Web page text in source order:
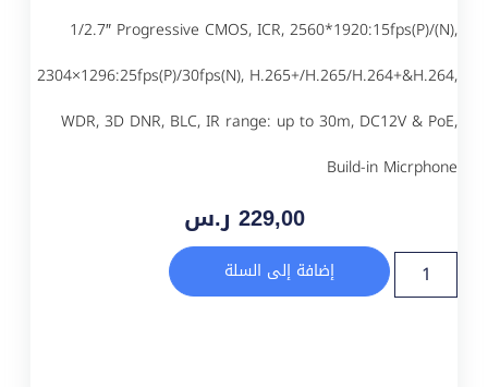
1/2.7″ Progressive CMOS, ICR, 2560*1920:15fps(P)/(N),
2304×1296:25fps(P)/30fps(N), H.265+/H.265/H.264+&H.264,
WDR, 3D DNR, BLC, IR range: up to 30m, DC12V & PoE,
Build-in Micrphone
229,00 ر.س
إضافة إلى السلة